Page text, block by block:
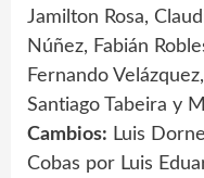
Jamilton Rosa,
Núñez, Fabián
Fernando
Santiago Tabeira y
Cambios: Luis
Cobas por Luis